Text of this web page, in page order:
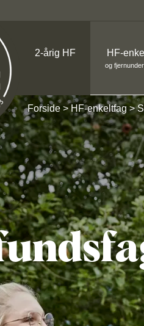
2-årig HF HF-
og
Forside HF-enkeltfag